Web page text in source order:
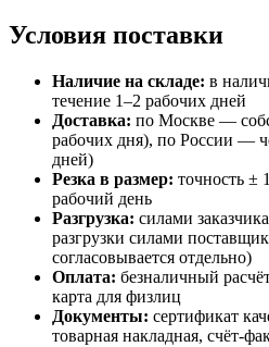
Условия поставки
Наличие на складе: в
течение 1–2 рабочих дней
Доставка: по Москве —
рабочих дня), по России —
дней)
Резка в размер: точность ±
рабочий день
Разгрузка: силами
разгрузки силами
согласовывается отдельно)
Оплата: безналичный
карта для физлиц
Документы: сертификат
товарная накладная,